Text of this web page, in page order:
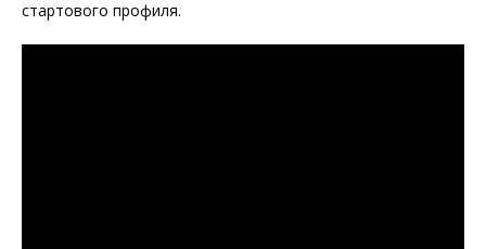
стартового профиля.